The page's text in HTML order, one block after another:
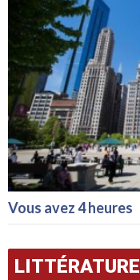
Vous avez 4 heures
LITTÉRATURE